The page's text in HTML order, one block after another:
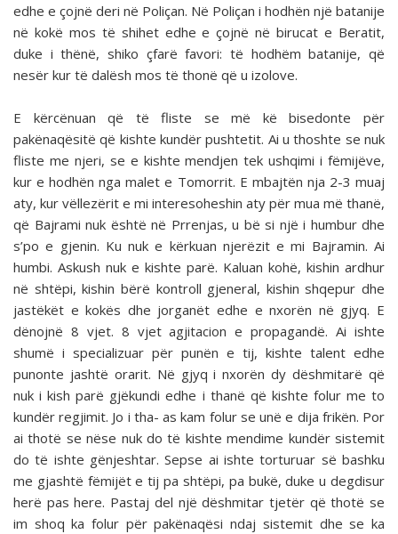
edhe e çojnë deri në Poliçan. Në Poliçan i hodhën një batanije
në kokë mos të shihet edhe e çojnë në birucat e Beratit,
duke i thënë, shiko çfarë favori: të hodhëm batanije, që
nesër kur të dalësh mos të thonë që u izolove.
E kërcënuan që të fliste se më kë bisedonte për
pakënaqësitë që kishte kundër pushtetit. Ai u thoshte se nuk
fliste me njeri, se e kishte mendjen tek ushqimi i fëmijëve,
kur e hodhën nga malet e Tomorrit. E mbajtën nja 2-3 muaj
aty, kur vëllezërit e mi interesoheshin aty për mua më thanë,
që Bajrami nuk është në Prrenjas, u bë si një i humbur dhe
s’po e gjenin. Ku nuk e kërkuan njerëzit e mi Bajramin. Ai
humbi. Askush nuk e kishte parë. Kaluan kohë, kishin ardhur
në shtëpi, kishin bërë kontroll gjeneral, kishin shqepur dhe
jastëkët e kokës dhe jorganët edhe e nxorën në gjyq. E
dënojnë 8 vjet. 8 vjet agjitacion e propagandë. Ai ishte
shumë i specializuar për punën e tij, kishte talent edhe
punonte jashtë orarit. Në gjyq i nxorën dy dëshmitarë që
nuk i kish parë gjëkundi edhe i thanë që kishte folur me to
kundër regjimit. Jo i tha- as kam folur se unë e dija frikën. Por
ai thotë se nëse nuk do të kishte mendime kundër sistemit
do të ishte gënjeshtar. Sepse ai ishte torturuar së bashku
me gjashtë fëmijët e tij pa shtëpi, pa bukë, duke u degdisur
herë pas here. Pastaj del një dëshmitar tjetër që thotë se
im shoq ka folur për pakënaqësi ndaj sistemit dhe se ka